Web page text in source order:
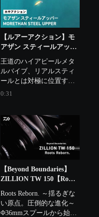
ご覧ください。
【ルアーアクション】モ
アザン スティールアッパ
弱い巻き心地の追求。
王道のハイアピールメタ
ルバイブ、リアルスティ
ールとは対極に位置する
「弱アピール」メタルバ
ブレーションと水平姿勢
は食わせ能力が高く、タ
フな状況で特に威力を発
揮する。ウエイトライン
ナップは6gから展開。
0:31
【Beyond Boundaries】
ZILLION TW 150【Roots
Reborn】｜Ultimate
BASS by DAIWA Vol.846
Roots Reborn. ～揺るぎな
い原点。圧倒的な進化～
Φ36mmスプールから始ま